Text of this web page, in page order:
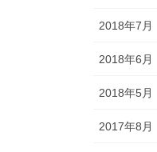
2018年7月
2018年6月
2018年5月
2017年8月